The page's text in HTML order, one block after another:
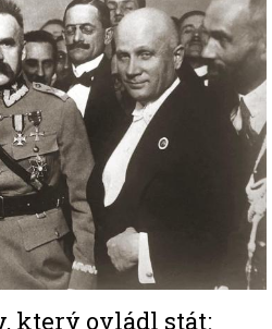
který ovládl stát: